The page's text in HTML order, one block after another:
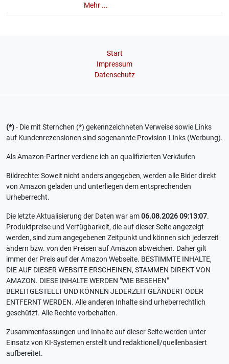
Mehr ...
Start
Impressum
Datenschutz
(*)- Die mit Sternchen (*) gekennzeichneten Verweise sowie Links
auf Kundenrezensionen sind sogenannte Provision-Links (Werbung).
Als Amazon-Partner verdiene ich an qualifizierten Verkäufen
Bildrechte: Soweit nicht anders angegeben, werden alle Bider direkt
von Amazon geladen und unterliegen dem entsprechenden
Urheberrecht.
Die letzte Aktualisierung der Daten war am06.08.2026 09:13:07.
Produktpreise und Verfügbarkeit, die auf dieser Seite angezeigt
werden, sind zum angegebenen Zeitpunkt und können sich jederzeit
ändern bzw. von den Preisen auf Amazon abweichen. Daher gilt
immer der Preis auf der Amazon Webseite. BESTIMMTE INHALTE,
DIE AUF DIESER WEBSITE ERSCHEINEN, STAMMEN DIREKT VON
AMAZON. DIESE INHALTE WERDEN "WIE BESEHEN"
BEREITGESTELLT UND KÖNNEN JEDERZEIT GEÄNDERT ODER
ENTFERNT WERDEN. Alle anderen Inhalte sind urheberrechtlich
geschützt. Alle Rechte vorbehalten.
Zusammenfassungen und Inhalte auf dieser Seite werden unter
Einsatz von KI-Systemen erstellt und redaktionell/quellenbasiert
aufbereitet.